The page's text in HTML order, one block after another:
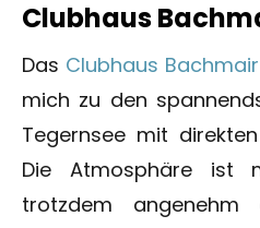
Clubhaus
Das Clubhaus
mich zu den
Tegernsee mit
Die Atmosphäre ist
trotzdem